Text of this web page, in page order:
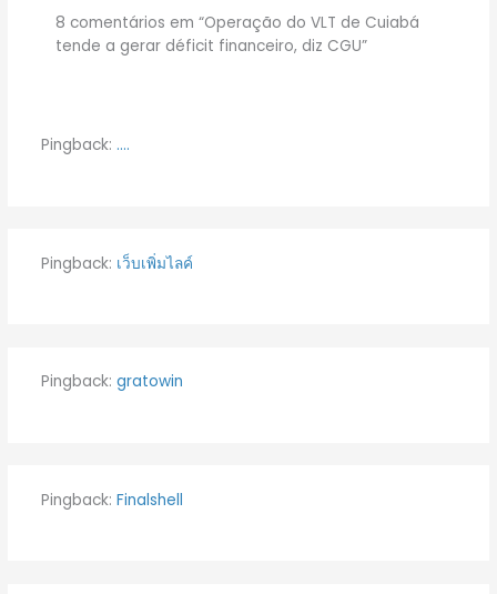
8 comentários em “Operação do VLT de Cuiabá
tende a gerar déficit financeiro, diz CGU”
Pingback: ....
Pingback: เว็บเพิ่มไลค์
Pingback: gratowin
Pingback: Finalshell